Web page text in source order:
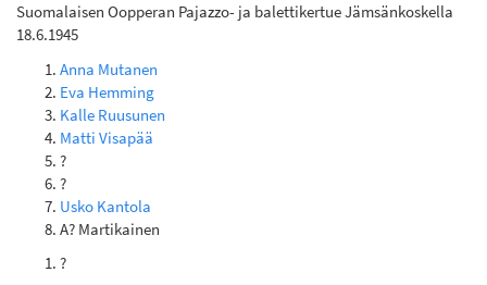
Suomalaisen Oopperan Pajazzo- ja balettikertue Jämsänkoskella
18.6.1945
Anna Mutanen
Eva Hemming
Kalle Ruusunen
Matti Visapää
?
?
Usko Kantola
A? Martikainen
?